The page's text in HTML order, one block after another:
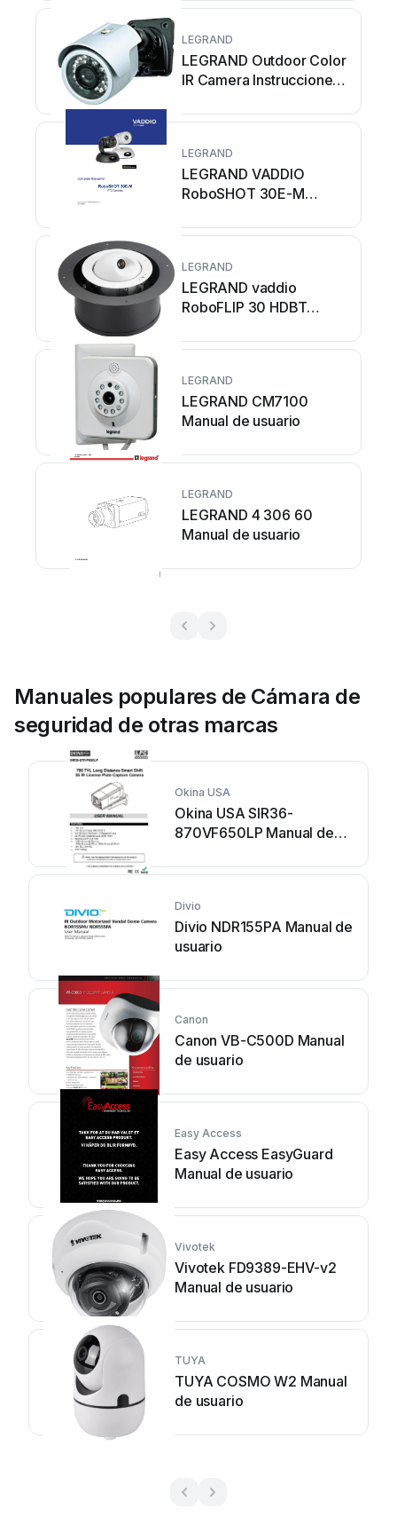
LEGRAND
LEGRAND Outdoor Color
IR Camera Instrucciones
LEGRAND
LEGRAND VADDIO
RoboSHOT 30E-M
LEGRAND
LEGRAND vaddio
RoboFLIP 30 HDBT
LEGRAND
LEGRAND CM7100
Manual de usuario
LEGRAND
LEGRAND 4 306 60
Manual de usuario
Manuales populares de Cámara de
seguridad de otras marcas
Okina USA
Okina USA SIR36-
870VF650LP Manual de
Divio
Divio NDR155PA Manual de
usuario
Canon
Canon VB-C500D Manual
de usuario
Easy Access
Easy Access EasyGuard
Manual de usuario
Vivotek
Vivotek FD9389-EHV-v2
Manual de usuario
TUYA
TUYA COSMO W2 Manual
de usuario